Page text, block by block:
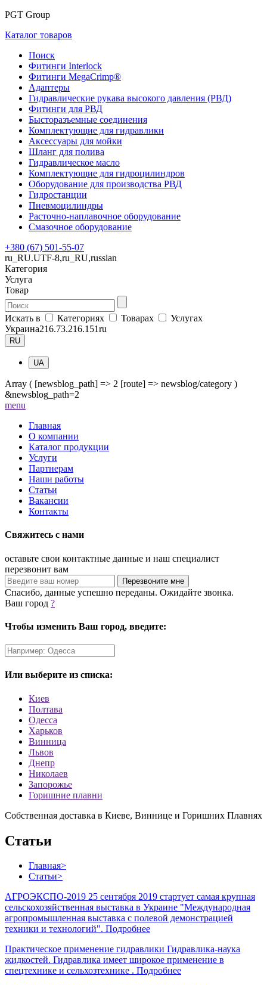
PGT Group
Каталог товаров
Поиск
Фитинги Interlock
Фитинги MegaCrimp®
Адаптеры
Гидравлические рукава высокого давления (РВД)
Фитинги для РВД
Бысторазъемные соединения
Комплектующие для гидравлики
Аксессуары для мойки
Шланг для полива
Гидравлическое масло
Комплектующие для гидроцилиндров
Оборудование для производства РВД
Гидростанции
Пневмоцилиндры
Расточно-наплавочное оборудование
Смазочное оборудование
+380 (67) 501-55-07
ru_RU.UTF-8,ru_RU,russian
Категория
Услуга
Товар
Искать в Категориях Товарах
Услугах
Украина216.73.216.151ru
RU
UA
Array ( [newsblog_path] => 2 [route] => newsblog/category )
&newsblog_path=2
menu
Главная
О компании
Каталог продукции
Услуги
Партнерам
Наши работы
Статьи
Вакансии
Контакты
Свяжитесь с нами
оставьте свои контактные данные и наш специалист
перезвонит вам
Спасибо, данные успешно переданы. Ожидайте звонка.
Ваш город ?
Чтобы изменить Ваш город, введите:
Или выберите из списка:
Киев
Полтава
Одесса
Харьков
Винница
Львов
Днепр
Николаев
Запорожье
Горишние плавни
Собственная доставка в Киеве, Виннице и Горишних Плавнях
Статьи
Главная>
Статьи>
АГРОЭКСПО-2019 25 сентября 2019 стартует самая крупная
сельскохозяйственная выставка в Украине "Международная
агропромышленная выставка с полевой демонстрацией
техники и технологий". Подробнее
Практическое применение гидравлики Гидравлика-наука
жидкостей. Гидравлика имеет широкое применение в
спецтехнике и сельхозтехнике . Подробнее